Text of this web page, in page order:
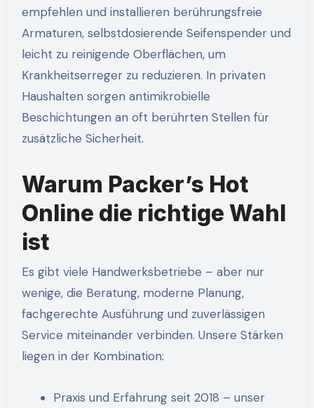
empfehlen und installieren berührungsfreie
Armaturen, selbstdosierende Seifenspender und
leicht zu reinigende Oberflächen, um
Krankheitserreger zu reduzieren. In privaten
Haushalten sorgen antimikrobielle
Beschichtungen an oft berührten Stellen für
zusätzliche Sicherheit.
Warum Packer’s Hot
Online die richtige Wahl
ist
Es gibt viele Handwerksbetriebe – aber nur
wenige, die Beratung, moderne Planung,
fachgerechte Ausführung und zuverlässigen
Service miteinander verbinden. Unsere Stärken
liegen in der Kombination:
Praxis und Erfahrung seit 2018 – unser